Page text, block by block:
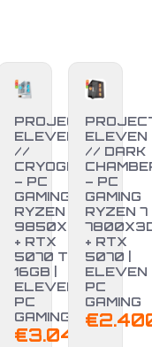
PROJECT
ELEVEN
//
CRYOGEN
– PC
GAMING
RYZEN 7
9850X3D
+ RTX
5070 TI
16GB |
ELEVEN
PC
GAMING
€3.040,00
ELEVEN
// DARK
– PC
GAMING
RYZEN 7
+ RTX
5070 |
ELEVEN
PC
GAMING
€